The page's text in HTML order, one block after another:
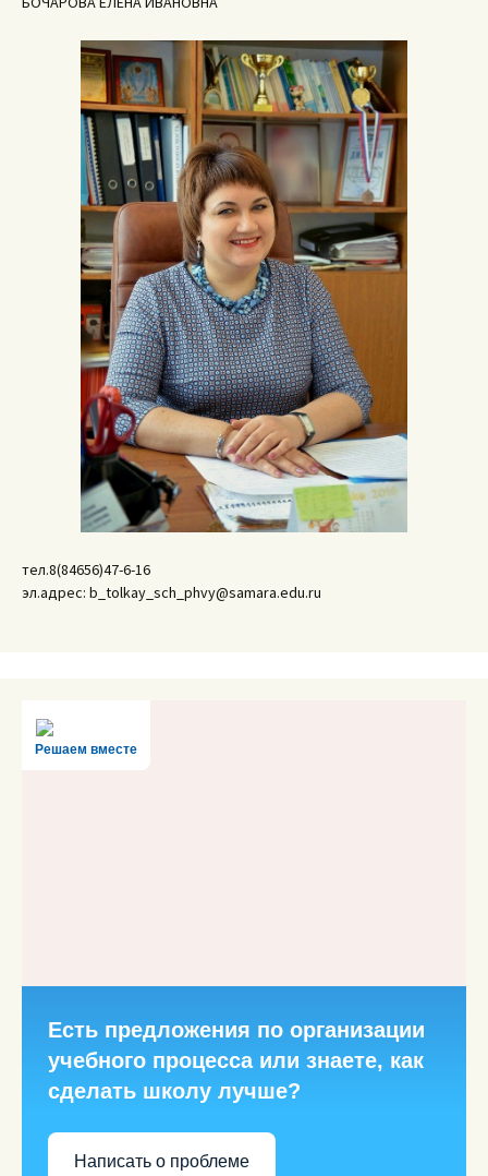
тел.8(84656)47-6-16
эл.адрес: b_tolkay_sch_phvy@samara.edu.ru
Решаем вместе
Есть предложения по организации
учебного процесса или знаете, как
сделать школу лучше?
Написать о проблеме